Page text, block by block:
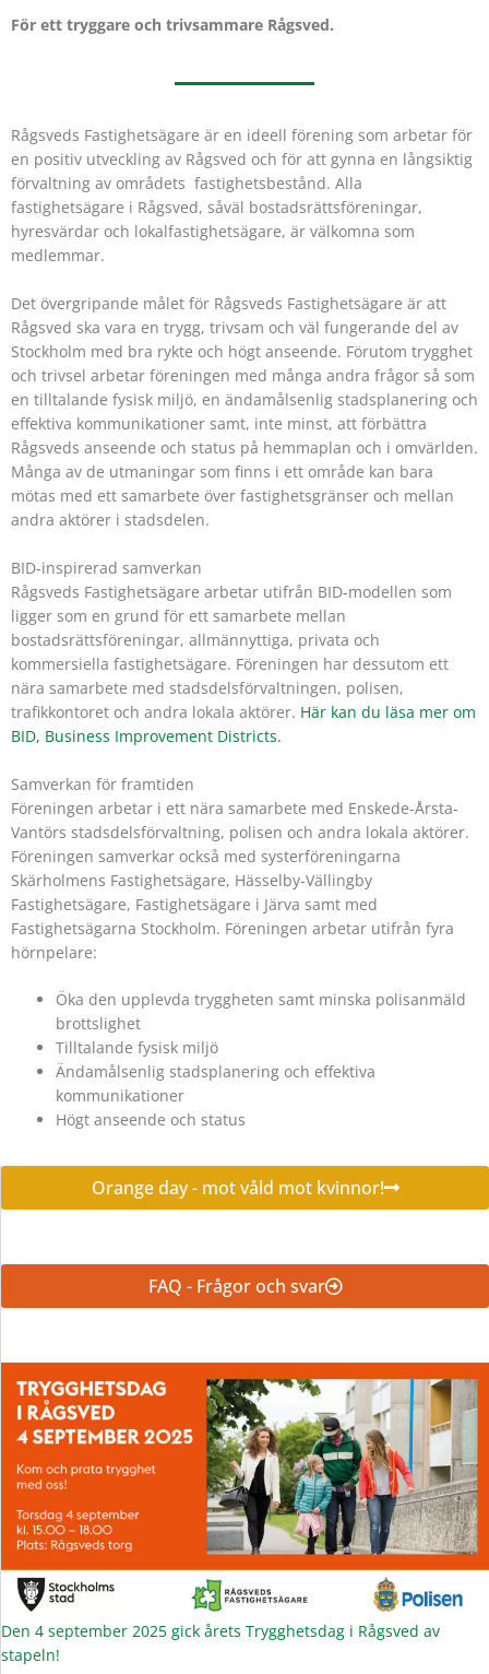
För ett tryggare och trivsammare Rågsved.
Rågsveds Fastighetsägare är en ideell förening som arbetar för
en positiv utveckling av Rågsved och för att gynna en långsiktig
förvaltning av områdets fastighetsbestånd. Alla
fastighetsägare i Rågsved, såväl bostadsrättsföreningar,
hyresvärdar och lokalfastighetsägare, är välkomna som
medlemmar.
Det övergripande målet för Rågsveds Fastighetsägare är att
Rågsved ska vara en trygg, trivsam och väl fungerande del av
Stockholm med bra rykte och högt anseende. Förutom trygghet
och trivsel arbetar föreningen med många andra frågor så som
en tilltalande fysisk miljö, en ändamålsenlig stadsplanering och
effektiva kommunikationer samt, inte minst, att förbättra
Rågsveds anseende och status på hemmaplan och i omvärlden.
Många av de utmaningar som finns i ett område kan bara
mötas med ett samarbete över fastighetsgränser och mellan
andra aktörer i stadsdelen.
BID-inspirerad samverkan
Rågsveds Fastighetsägare arbetar utifrån BID-modellen som
ligger som en grund för ett samarbete mellan
bostadsrättsföreningar, allmännyttiga, privata och
kommersiella fastighetsägare. Föreningen har dessutom ett
nära samarbete med stadsdelsförvaltningen, polisen,
trafikkontoret och andra lokala aktörer. Här kan du läsa mer om
BID, Business Improvement Districts.
Samverkan för framtiden
Föreningen arbetar i ett nära samarbete med Enskede-Årsta-
Vantörs stadsdelsförvaltning, polisen och andra lokala aktörer.
Föreningen samverkar också med systerföreningarna
Skärholmens Fastighetsägare, Hässelby-Vällingby
Fastighetsägare, Fastighetsägare i Järva samt med
Fastighetsägarna Stockholm. Föreningen arbetar utifrån fyra
hörnpelare:
Öka den upplevda tryggheten samt minska polisanmäld
brottslighet
Tilltalande fysisk miljö
Ändamålsenlig stadsplanering och effektiva
kommunikationer
Högt anseende och status
Orange day - mot våld mot kvinnor!
FAQ - Frågor och svar
Den 4 september 2025 gick årets Trygghetsdag i Rågsved av
stapeln!